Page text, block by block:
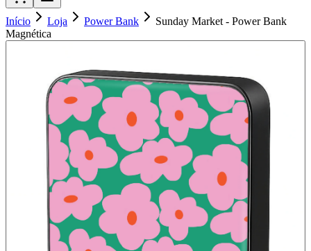
Início Loja Power Bank
Sunday Market - Power Bank
Magnética